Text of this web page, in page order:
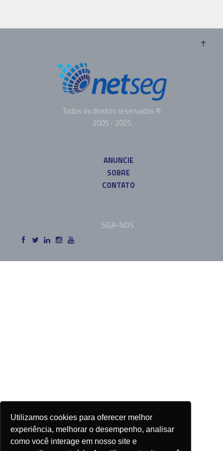
Utilizamos cookies para oferecer melhor
experiência, melhorar o desempenho, analisar
como você interage em nosso site e
Todos os direitos reservados ©
2005 - 2025
ANUNCIE
SOBRE
CONTATO
SIGA-NOS